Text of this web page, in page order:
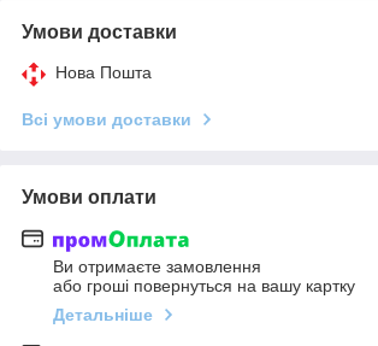
Умови доставки
Нова Пошта
Всі умови доставки
Умови оплати
Ви отримаєте замовлення
або гроші повернуться на вашу картку
Детальніше